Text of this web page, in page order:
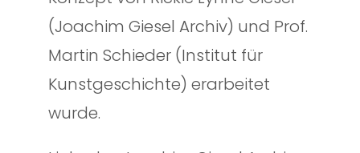
(Joachim Giesel Archiv) und Prof.
Martin Schieder (Institut für
Kunstgeschichte) erarbeitet
wurde.